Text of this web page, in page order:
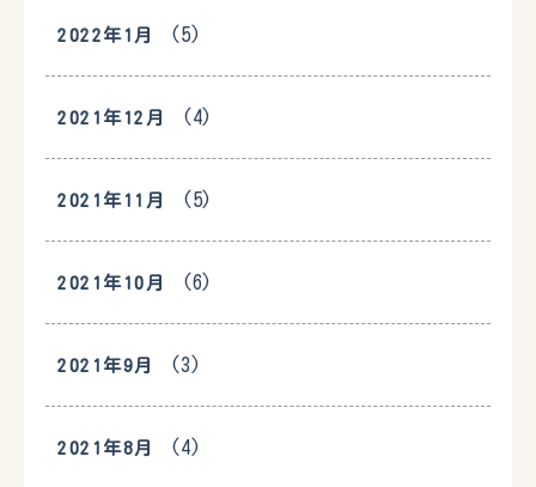
2022年1月 (5)
2021年12月 (4)
2021年11月 (5)
2021年10月 (6)
2021年9月 (3)
2021年8月 (4)